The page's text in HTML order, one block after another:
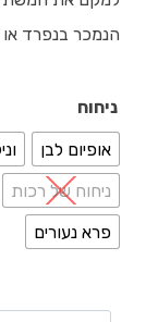
הנמכר בנפרד או
ניחוח
אופיום לבן
ניחוח של רכות
פרא נעורים